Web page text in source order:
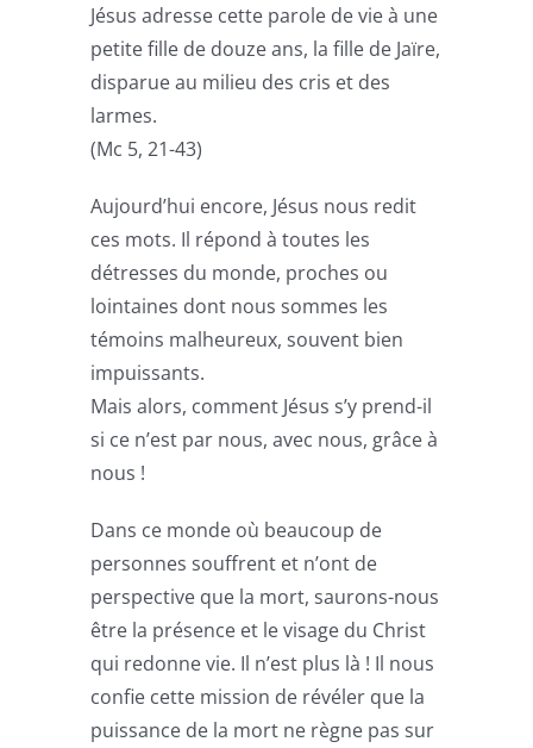
Jésus adresse cette parole de vie à une
petite fille de douze ans, la fille de Jaïre,
disparue au milieu des cris et des
larmes.
(Mc 5, 21-43)
Aujourd’hui encore, Jésus nous redit
ces mots. Il répond à toutes les
détresses du monde, proches ou
lointaines dont nous sommes les
témoins malheureux, souvent bien
impuissants.
Mais alors, comment Jésus s’y prend-il
si ce n’est par nous, avec nous, grâce à
nous !
Dans ce monde où beaucoup de
personnes souffrent et n’ont de
perspective que la mort, saurons-nous
être la présence et le visage du Christ
qui redonne vie. Il n’est plus là ! Il nous
confie cette mission de révéler que la
puissance de la mort ne règne pas sur